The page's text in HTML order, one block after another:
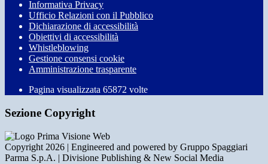
Informativa Privacy
Ufficio Relazioni con il Pubblico
Dichiarazione di accessibilità
Obiettivi di accessibilità
Whistleblowing
Gestione consensi cookie
Amministrazione trasparente
Pagina visualizzata 65872 volte
Sezione Copyright
Copyright 2026 | Engineered and powered by Gruppo Spaggiari
Parma S.p.A. | Divisione Publishing & New Social Media